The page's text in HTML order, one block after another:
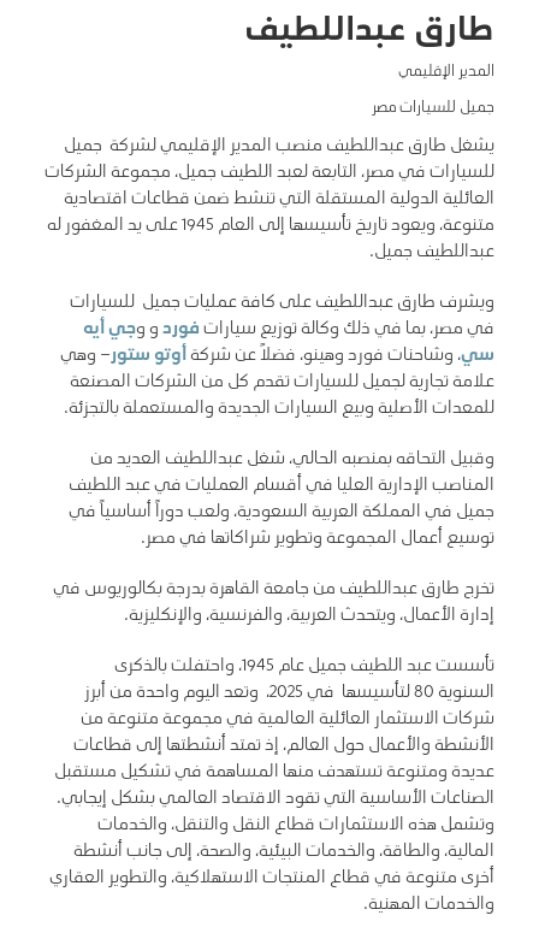
طارق عبداللطيف
المدير الإقليمي
جميل للسيارات مصر
يشغل طارق عبداللطيف منصب المدير الإقليمي لشركة جميل
للسيارات في مصر، التابعة لعبد اللطيف جميل، مجموعة الشركات
العائلية الدولية المستقلة التي تنشط ضمن قطاعات اقتصادية
متنوعة، ويعود تاريخ تأسيسها إلى العام 1945 على يد المغفور له
عبداللطيف جميل.
ويشرف طارق عبداللطيف على كافة عمليات جميل للسيارات
في مصر، بما في ذلك وكالة توزيع سياراتفوردو وجي أيه
سي، وشاحنات فورد وهينو، فضلاً عن شركةأوتو ستور– وهي
علامة تجارية لجميل للسيارات تقدم كل من الشركات المصنعة
للمعدات الأصلية وبيع السيارات الجديدة والمستعملة بالتجزئة.
وقبيل التحاقه بمنصبه الحالي، شغل عبداللطيف العديد من
المناصب الإدارية العليا في أقسام العمليات في عبد اللطيف
جميل في المملكة العربية السعودية، ولعب دوراً أساسياً في
توسيع أعمال المجموعة وتطوير شراكاتها في مصر.
تخرج طارق عبداللطيف من جامعة القاهرة بدرجة بكالوريوس في
إدارة الأعمال، ويتحدث العربية، والفرنسية، والإنكليزية.
تأسست عبد اللطيف جميل عام 1945، واحتفلت بالذكرى
السنوية 80 لتأسيسها في 2025، وتعد اليوم واحدة من أبرز
شركات الاستثمار العائلية العالمية في مجموعة متنوعة من
الأنشطة والأعمال حول العالم، إذ تمتد أنشطتها إلى قطاعات
عديدة ومتنوعة تستهدف منها المساهمة في تشكيل مستقبل
الصناعات الأساسية التي تقود الاقتصاد العالمي بشكل إيجابي.
وتشمل هذه الاستثمارات قطاع النقل والتنقل، والخدمات
المالية، والطاقة، والخدمات البيئية، والصحة، إلى جانب أنشطة
أخرى متنوعة في قطاع المنتجات الاستهلاكية، والتطوير العقاري
والخدمات المهنية.